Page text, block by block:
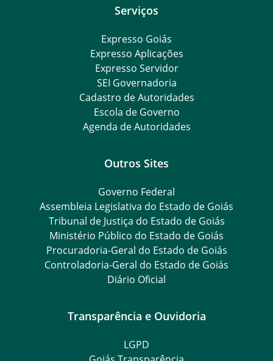
Serviços
Expresso Goiás
Expresso Aplicações
Expresso Servidor
SEI Governadoria
Cadastro de Autoridades
Escola de Governo
Agenda de Autoridades
Outros Sites
Governo Federal
Assembleia Legislativa do Estado de Goiás
Tribunal de Justiça do Estado de Goiás
Ministério Público do Estado de Goiás
Procuradoria-Geral do Estado de Goiás
Controladoria-Geral do Estado de Goiás
Diário Oficial
Transparência e Ouvidoria
LGPD